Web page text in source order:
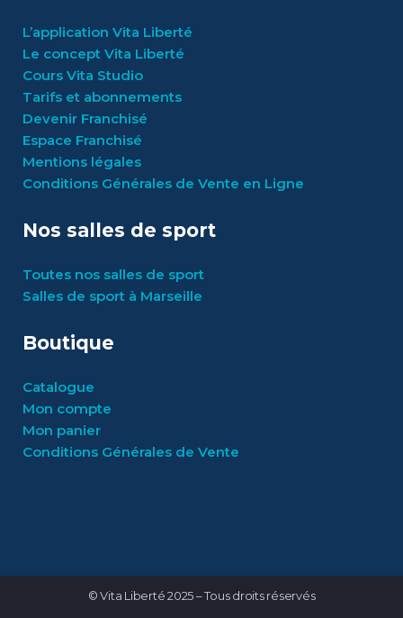
L’application Vita Liberté
Le concept Vita Liberté
Cours Vita Studio
Tarifs et abonnements
Devenir Franchisé
Espace Franchisé
Mentions légales
Conditions Générales de Vente en Ligne
Nos salles de sport
Toutes nos salles de sport
Salles de sport à Marseille
Boutique
Catalogue
Mon compte
Mon panier
Conditions Générales de Vente
© Vita Liberté 2025 – Tous droits réservés